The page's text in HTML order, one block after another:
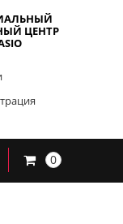
ЦЕНТР
0